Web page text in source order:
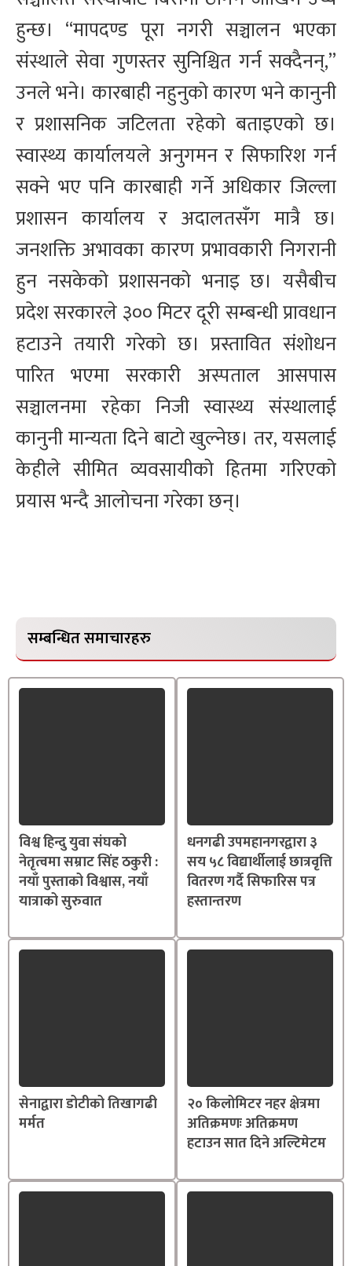
हुन्छ। “मापदण्ड पूरा नगरी सञ्चालन भएका
संस्थाले सेवा गुणस्तर सुनिश्चित गर्न सक्दैनन्,”
उनले भने। कारबाही नहुनुको कारण भने कानुनी
र प्रशासनिक जटिलता रहेको बताइएको छ।
स्वास्थ्य कार्यालयले अनुगमन र सिफारिश गर्न
सक्ने भए पनि कारबाही गर्ने अधिकार जिल्ला
प्रशासन कार्यालय र अदालतसँग मात्रै छ।
जनशक्ति अभावका कारण प्रभावकारी निगरानी
हुन नसकेको प्रशासनको भनाइ छ। यसैबीच
प्रदेश सरकारले ३०० मिटर दूरी सम्बन्धी प्रावधान
हटाउने तयारी गरेको छ। प्रस्तावित संशोधन
पारित भएमा सरकारी अस्पताल आसपास
सञ्चालनमा रहेका निजी स्वास्थ्य संस्थालाई
कानुनी मान्यता दिने बाटो खुल्नेछ। तर, यसलाई
केहीले सीमित व्यवसायीको हितमा गरिएको
प्रयास भन्दै आलोचना गरेका छन्।
सम्बन्धित समाचारहरु
विश्व हिन्दु युवा संघको
नेतृत्वमा सम्राट सिंह ठकुरी :
नयाँ पुस्ताको विश्वास, नयाँ
यात्राको सुरुवात
धनगढी उपमहानगरद्वारा ३
सय ५८ विद्यार्थीलाई छात्रवृत्ति
वितरण गर्दै सिफारिस पत्र
हस्तान्तरण
सेनाद्वारा डोटीको तिखागढी
मर्मत
२० किलोमिटर नहर क्षेत्रमा
अतिक्रमणः अतिक्रमण
हटाउन सात दिने अल्टिमेटम